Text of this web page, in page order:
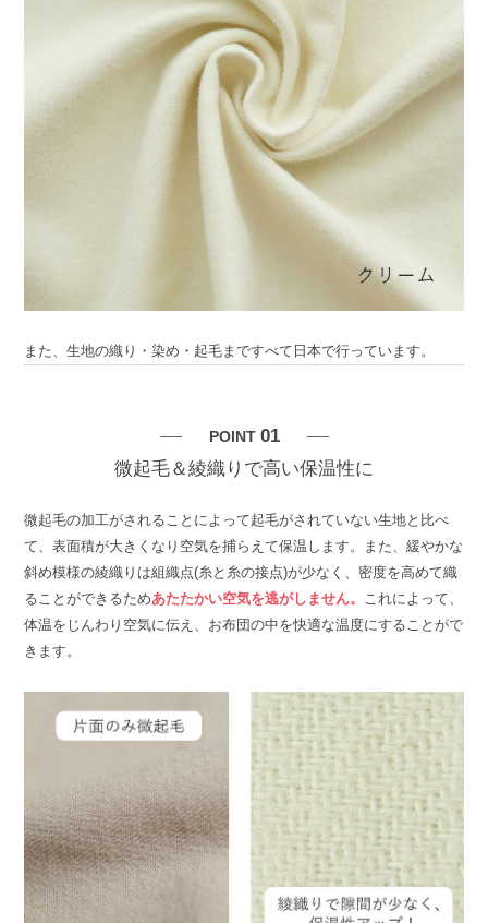
また、生地の織り・染め・起毛まですべて日本で行っています。
POINT 01
微起毛＆綾織りで高い保温性に
微起毛の加工がされることによって起毛がされていない生地と比べ
て、表面積が大きくなり空気を捕らえて保温します。また、緩やかな
斜め模様の綾織りは組織点(糸と糸の接点)が少なく、密度を高めて織
ることができるためあたたかい空気を逃がしません。 これによって、
体温をじんわり空気に伝え、お布団の中を快適な温度にすることがで
きます。